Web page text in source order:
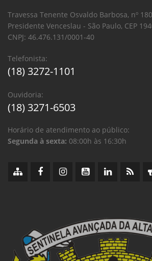
Travessa Tenente Osvaldo Barbosa, nº
Presidente Venceslau - São Paulo, CEP
CNPJ: 46.476.131/0001-40
Telefonista:
(18) 3272-1101
Ouvidoria:
(18) 3271-6503
Horário de atendimento ao público:
Segunda à sexta: 08:00h às 16:30h